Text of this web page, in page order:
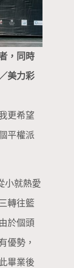
，同時
美力彩
更希望
平權派
小就熱愛
轉往籃
於個頭
優勢，
畢業後